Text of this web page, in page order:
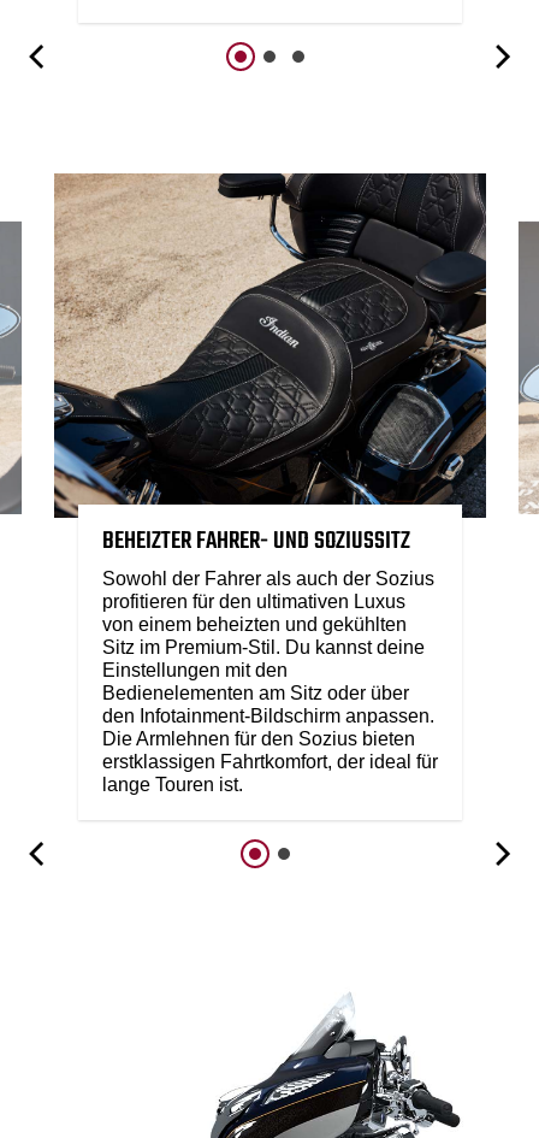
BEHEIZTER FAHRER- UND SOZIUSSITZ
Sowohl der Fahrer als auch der Sozius
profitieren für den ultimativen Luxus
von einem beheizten und gekühlten
Sitz im Premium-Stil. Du kannst deine
Einstellungen mit den
Bedienelementen am Sitz oder über
den Infotainment-Bildschirm anpassen.
Die Armlehnen für den Sozius bieten
erstklassigen Fahrtkomfort, der ideal für
lange Touren ist.